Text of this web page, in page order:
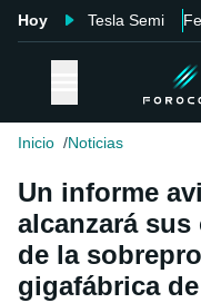
Hoy Tesla Semi
Inicio Noticias
Un informe
alcanzará
de la
gigafábrica